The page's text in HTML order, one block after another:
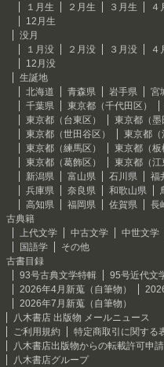
１月生
２月生 ３月生 ４
12月生
没月
１月没
２月没 ３月没 ４
12月没
生誕地
北海道
青森県 岩手県 宮
千葉県
東京都（千代田区）
東京都（台東区）
東京都（墨
東京都（世田谷区）
東京都（
東京都（練馬区）
東京都（板
東京都（葛飾区）
東京都（江
新潟県
富山県 石川県 福
兵庫県
奈良県 和歌山県
高知県
福岡県 佐賀県 長
古典籍
上代文学
中古文学 中世文学
国語学
その他
古書目録
93号古典文学特輯
95号近代文
2026年4月新蒐（自筆物）
2026年7月新蒐（自筆物）
八木書店 出版物 メールニュース
ご利用規約
特定商取引に関する
八木書店出版物からの転載許可申
八木書店グループ